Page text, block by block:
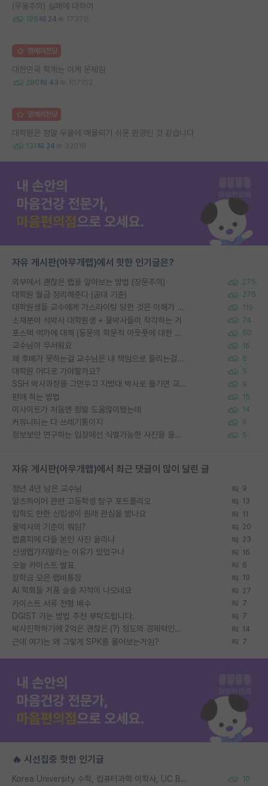
(우울주의) 실패에 대하여
195 24 17370
명예의전당
대한민국 학계는 이게 문제임
280 43 107102
명예의전당
대학원은 정말 우울에 매몰되기 쉬운 환경인 것 같습니다
131 24 32018
자유 게시판(아무개랩)에서 핫한 인기글은?
외부에서 괜찮은 랩을 알아보는 방법 (장문주의) 275
대학원 월급 정리해준다 (공대 기준) 275
대학원생들 교수에게 가스라이팅 당한 것은 이해가 갑니다. 안타깝네요. 119
소재분야 석박사 대학원생 + 물박사들이 착각하는 거 74
포스텍 억까에 대해 (동문의 학문적 아웃풋에 대한 반박) 50
교수님이 무서워요 16
왜 후배가 못하는걸 교수님은 내 책임으로 돌리는걸까요? 6
대학원 어디로 가야할까요? 5
SSH 박사과정을 그만두고 지방대 박사로 옮기면 교수의 꿈은 끝일까요? 9
편애 하는 방법 15
이사이트가 처음엔 정말 도움많이됐는데 14
커뮤니티는 다 쓰레기통이지 6
정보보안 연구하는 입장에선 식별가능한 사진을 올리는건 비추이긴함 5
자유 게시판(아무개랩)에서 최근 댓글이 많이 달린 글
정년 4년 남은 교수님 9
알츠하이머 관련 고등학생 탐구 포트폴리오 13
입학도 안한 신입생이 원래 관심을 받나요 11
물박사의 기준이 뭐임? 20
랩홈피에 다들 본인 사진 올리냐 23
신생랩가지말라는 이유가 있었구나 16
오늘 카이스트 발표 6
장학금 모은 랩비통장 19
AI 학회들 거품 슬슬 지적이 나오네요 27
카이스트 서류 전형 배수 7
DGIST 가는 방법 추천 부탁드립니다. 7
박사진학하기에 2억은 괜찮은 (?) 정도의 경제력인가요 14
근데 여기는 왜 그렇게 SPK를 물어보는거임? 7
🔥 시선집중 핫한 인기글
Korea University 수학, 컴퓨터과학 이학사, UC Berkeley 산업공학 대학원 공학박사가 되는 것은 쉽지 않겠죠? 10